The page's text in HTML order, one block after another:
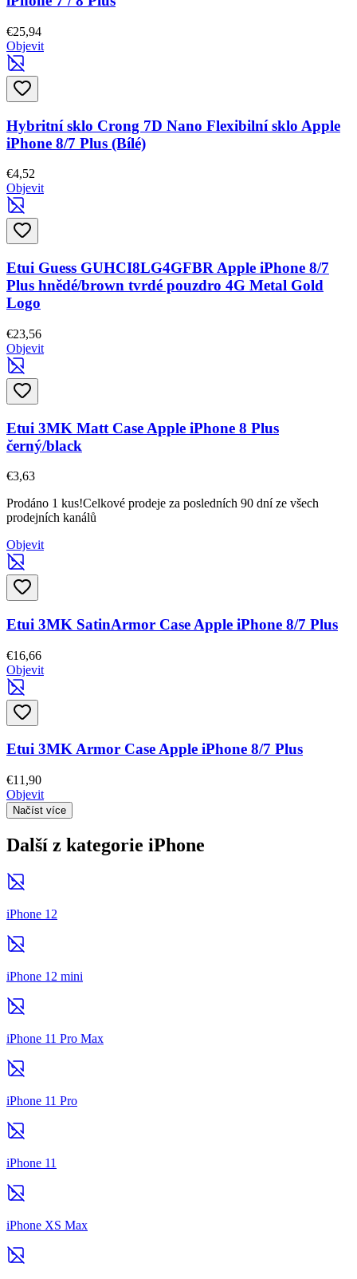
€25,94
Objevit
Hybritní sklo Crong 7D Nano Flexibilní sklo Apple
iPhone 8/7 Plus (Bílé)
€4,52
Objevit
Etui Guess GUHCI8LG4GFBR Apple iPhone 8/7
Plus hnědé/brown tvrdé pouzdro 4G Metal Gold
Logo
€23,56
Objevit
Etui 3MK Matt Case Apple iPhone 8 Plus
černý/black
€3,63
Prodáno 1 kus!Celkové prodeje za posledních 90 dní ze všech
prodejních kanálů
Objevit
Etui 3MK SatinArmor Case Apple iPhone 8/7 Plus
€16,66
Objevit
Etui 3MK Armor Case Apple iPhone 8/7 Plus
€11,90
Objevit
Načíst více
Další z kategorie iPhone
iPhone 12
iPhone 12 mini
iPhone 11 Pro Max
iPhone 11 Pro
iPhone 11
iPhone XS Max